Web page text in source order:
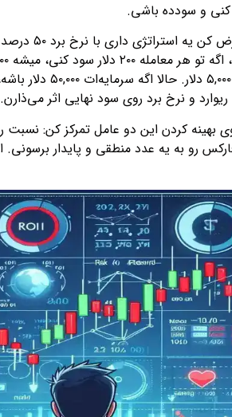
کنی و سودده باشی.
و نرخ برد روی سود نهایی اثر می‌ذارن.
کردن این دو عامل تمرکز کن: نسبت
رو به یه عدد منطقی و پایدار